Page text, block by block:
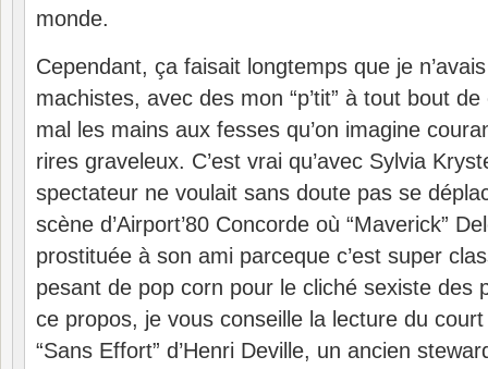
monde.
Cependant, ça faisait longtemps que je
machistes, avec des mon “p’tit” à tout bout
mal les mains aux fesses qu’on imagine
rires graveleux. C’est vrai qu’avec Sylvia
spectateur ne voulait sans doute pas se
scène d’Airport’80 Concorde où “Maverick”
prostituée à son ami parceque c’est super
pesant de pop corn pour le cliché sexiste des
ce propos, je vous conseille la lecture du
“Sans Effort” d’Henri Deville, un ancien